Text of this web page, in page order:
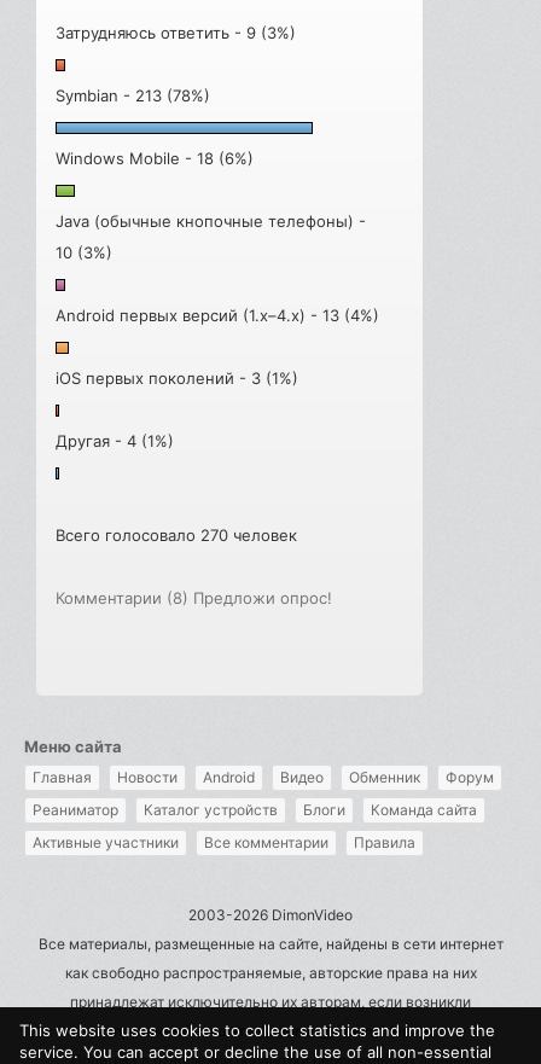
Затрудняюсь ответить - 9 (3%)
Symbian - 213 (78%)
Windows Mobile - 18 (6%)
Java (обычные кнопочные телефоны) -
10 (3%)
Android первых версий (1.x–4.x) - 13 (4%)
iOS первых поколений - 3 (1%)
Другая - 4 (1%)
Всего голосовало 270 человек
Комментарии (8) Предложи опрос!
Меню сайта
Главная Новости Android Видео Обменник
Форум
Реаниматор
Каталог устройств Блоги
Команда сайта
Активные участники
Все комментарии Правила
2003-2026 DimonVideo
Все материалы, размещенные на сайте, найдены в сети интернет
как свободно распространяемые, авторские права на них
принадлежат исключительно их авторам, если возникли
претензии - пишите на admin@dimonvideo.ru
Политика в отношении обработки персональных данных
This website uses cookies to collect statistics and improve the
service. You can accept or decline the use of all non-essential